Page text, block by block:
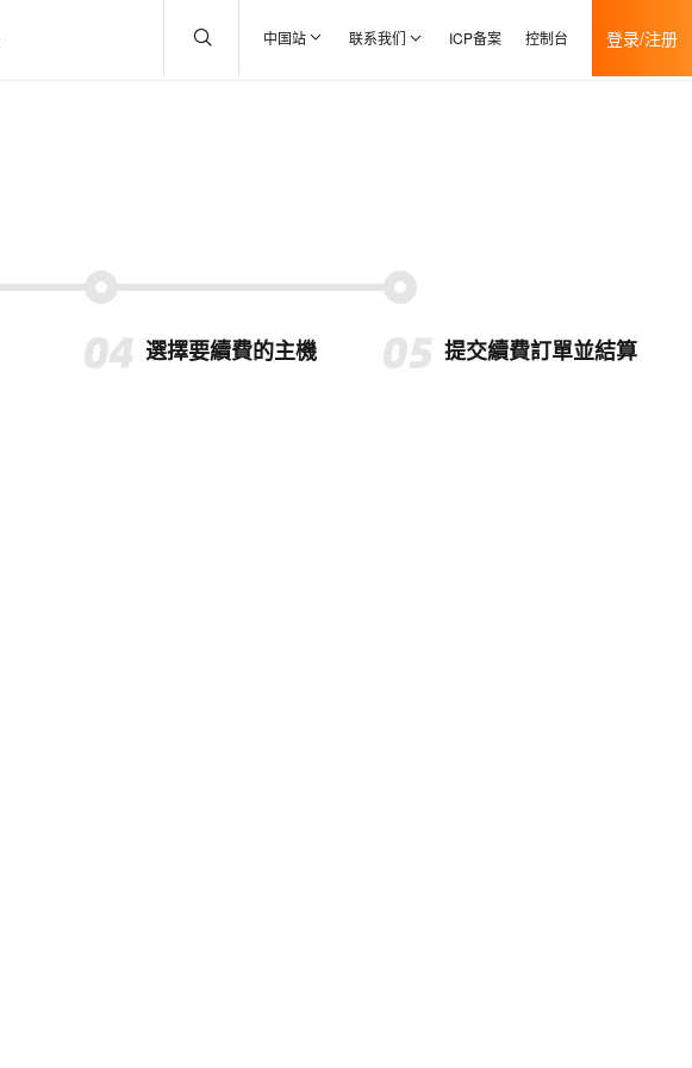
中国站 联系我们 ICP备案 控制台 登录/注册
選擇要續費的主機 提交續費訂單並結算